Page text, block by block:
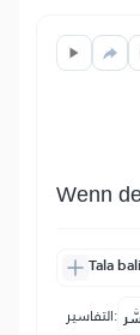
Wenn
Tala
التفاسير: